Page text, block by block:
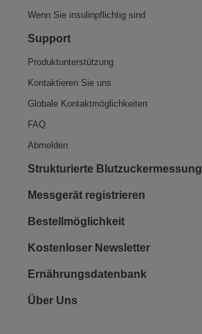
Wenn Sie insulinpflichtig sind
Support
Produktunterstützung
Kontaktieren Sie uns
Globale Kontaktmöglichkeiten
FAQ
Abmelden
Strukturierte Blutzuckermessung
Messgerät registrieren
Bestellmöglichkeit
Kostenloser Newsletter
Ernährungsdatenbank
Footer - Social
Über Uns